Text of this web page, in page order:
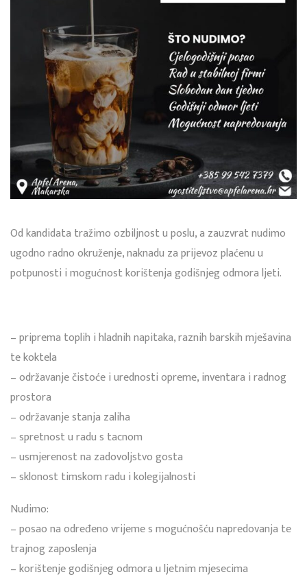
Od kandidata tražimo ozbiljnost u poslu, a zauzvrat nudimo
ugodno radno okruženje, naknadu za prijevoz plaćenu u
potpunosti i mogućnost korištenja godišnjeg odmora ljeti.
– priprema toplih i hladnih napitaka, raznih barskih mješavina
te koktela
– održavanje čistoće i urednosti opreme, inventara i radnog
prostora
– održavanje stanja zaliha
– spretnost u radu s tacnom
– usmjerenost na zadovoljstvo gosta
– sklonost timskom radu i kolegijalnosti
Nudimo:
– posao na određeno vrijeme s mogućnošću napredovanja te
trajnog zaposlenja
– korištenje godišnjeg odmora u ljetnim mjesecima